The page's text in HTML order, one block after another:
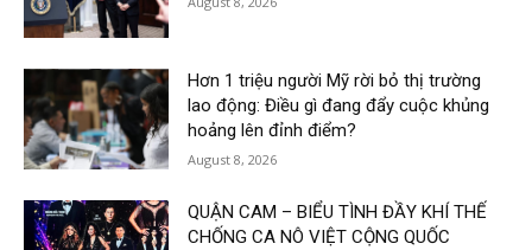
Hơn 1 triệu người Mỹ rời bỏ thị trường
lao động: Điều gì đang đẩy cuộc khủng
hoảng lên đỉnh điểm?
August 8, 2026
QUẬN CAM – BIỂU TÌNH ĐẦY KHÍ THẾ
CHỐNG CA NÔ VIỆT CỘNG QUỐC